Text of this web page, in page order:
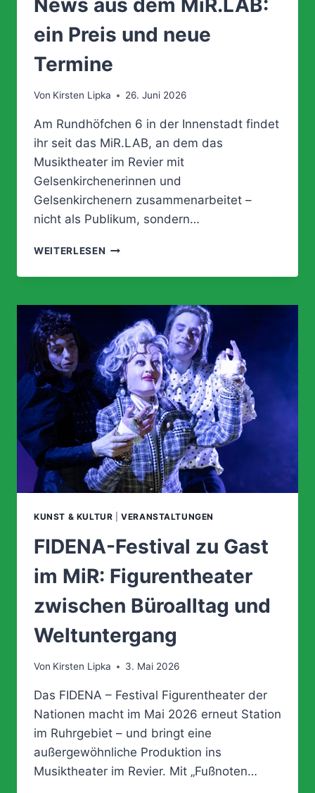
ein Preis und neue
Termine
Von Kirsten Lipka 26. Juni 2026
Am Rundhöfchen 6 in der Innenstadt findet
ihr seit das MiR.LAB, an dem das
Musiktheater im Revier mit
Gelsenkirchenerinnen und
Gelsenkirchenern zusammenarbeitet –
nicht als Publikum, sondern…
WEITERLESEN NEWS
DEM
EIN
PREIS
UND
NEUE
TERMINE
KUNST & KULTUR |VERANSTALTUNGEN
FIDENA-Festival zu Gast
im MiR: Figurentheater
zwischen Büroalltag und
Weltuntergang
Von Kirsten Lipka 3. Mai 2026
Das FIDENA – Festival Figurentheater der
Nationen macht im Mai 2026 erneut Station
im Ruhrgebiet – und bringt eine
außergewöhnliche Produktion ins
Musiktheater im Revier. Mit „Fußnoten…